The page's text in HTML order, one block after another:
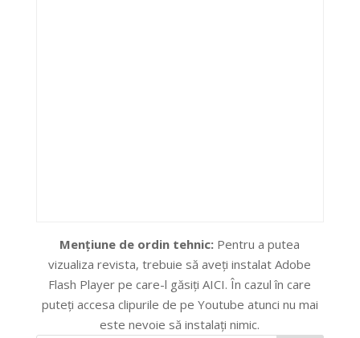
Mențiune de ordin tehnic: Pentru a putea
vizualiza revista, trebuie să aveţi instalat Adobe
Flash Player pe care-l găsiţi AICI. În cazul în care
puteţi accesa clipurile de pe Youtube atunci nu mai
este nevoie să instalaţi nimic.